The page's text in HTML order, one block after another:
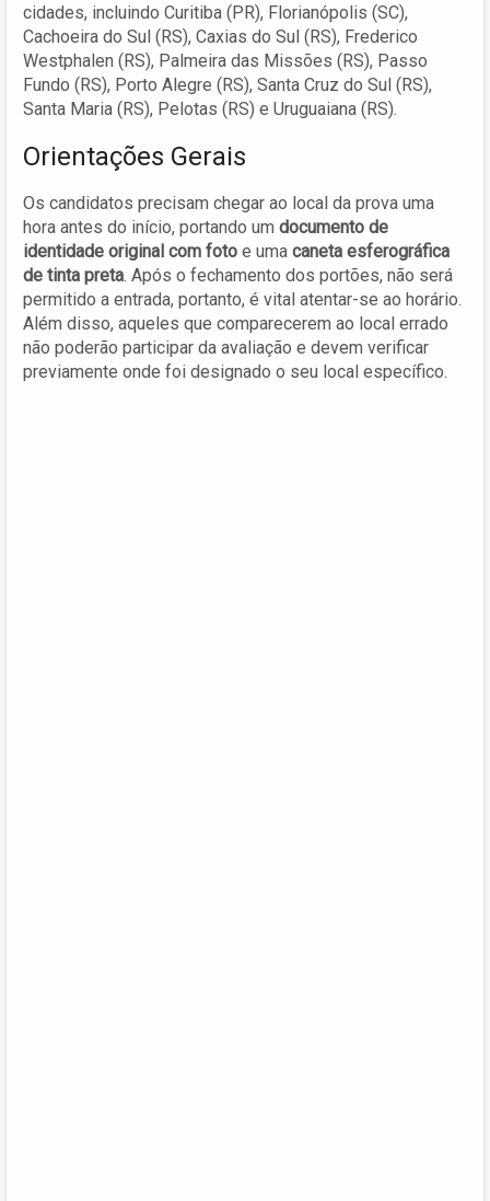
cidades, incluindo Curitiba (PR), Florianópolis (SC),
Cachoeira do Sul (RS), Caxias do Sul (RS), Frederico
Westphalen (RS), Palmeira das Missões (RS), Passo
Fundo (RS), Porto Alegre (RS), Santa Cruz do Sul (RS),
Santa Maria (RS), Pelotas (RS) e Uruguaiana (RS).
Orientações Gerais
Os candidatos precisam chegar ao local da prova uma
hora antes do início, portando um documento de
identidade original com foto e uma caneta esferográfica
de tinta preta. Após o fechamento dos portões, não será
permitido a entrada, portanto, é vital atentar-se ao horário.
Além disso, aqueles que comparecerem ao local errado
não poderão participar da avaliação e devem verificar
previamente onde foi designado o seu local específico.